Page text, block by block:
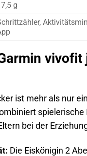
g
ist mehr als nur
bei der
Die Eiskönigin 2